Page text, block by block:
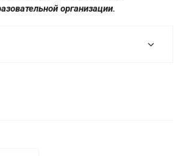
организации.